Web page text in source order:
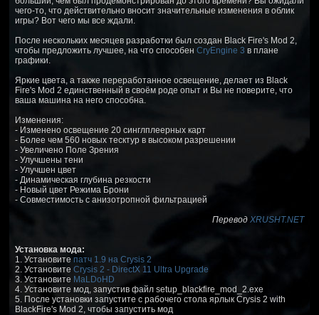
чего-то, что действительно вносит значительные изменения в облик
игры? Вот чего мы все ждали.
После нескольких месяцев разработки был создан Black Fire's Mod 2,
чтобы предложить лучшее, на что способен CryEngine 3 в плане
графики.
Яркие цвета, а также переработанное освещение, делает из Black
Fire's Mod 2 единственный в своём роде опыт и Вы не поверите, что
ваша машина на него способна.
Изменения:
- Изменено освещение 20 синглплеерных карт
- Более чем 560 новых тесктур в высоком разрешении
- Увеличено Поле Зрения
- Улучшены тени
- Улучшен цвет
- Динамическая глубина резкости
- Новый цвет Режима Брони
- Совместимость с анизотропной фильтрацией
Перевод XRUSHT.NET
Установка мода:
1. Установите патч 1.9 на Crysis 2
2. Установите Crysis 2 - DirectX 11 Ultra Upgrade
3. Установите MaLDoHD
4. Установите мод, запустив файл setup_blackfire_mod_2.exe
5. После установки запустите с рабочего стола ярлык Crysis 2 with
BlackFire's Mod 2, чтобы запустить мод